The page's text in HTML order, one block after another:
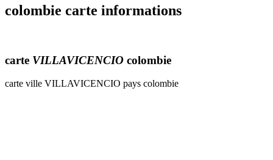
colombie carte informations
carte VILLAVICENCIO colombie
carte ville VILLAVICENCIO pays colombie